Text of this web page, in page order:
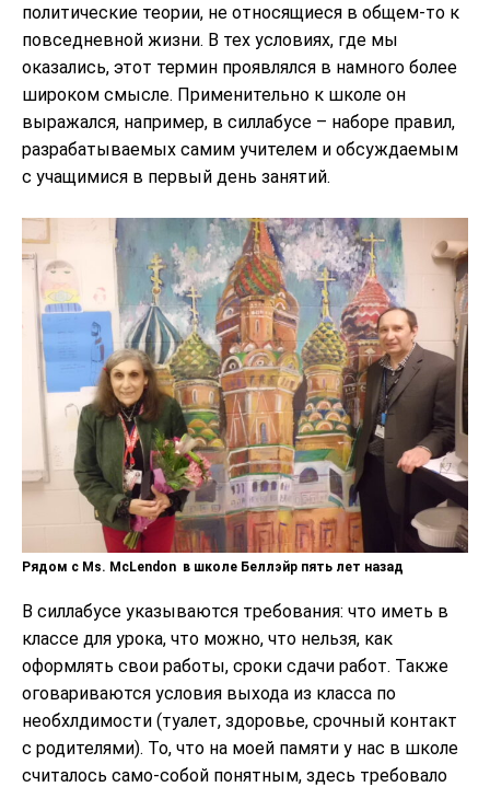
политические теории, не относящиеся в общем-то к
повседневной жизни. В тех условиях, где мы
оказались, этот термин проявлялся в намного более
широком смысле. Применительно к школе он
выражался, например, в силлабусе – наборе правил,
разрабатываемых самим учителем и обсуждаемым
с учащимися в первый день занятий.
Рядом с Ms. McLendon в школе Беллэйр пять лет назад
В силлабусе указываются требования: что иметь в
классе для урока, что можно, что нельзя, как
оформлять свои работы, сроки сдачи работ. Также
оговариваются условия выхода из класса по
необхлдимости (туалет, здоровье, срочный контакт
с родителями). То, что на моей памяти у нас в школе
считалось само-собой понятным, здесь требовало